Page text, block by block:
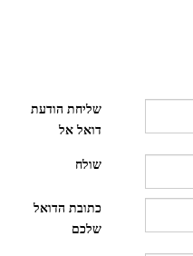
שליחת הודעת
דואל אל
שולח
כתובת הדואל
שלכם